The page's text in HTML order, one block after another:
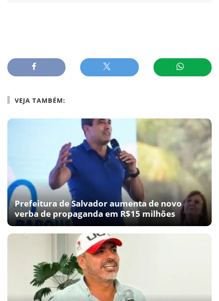
VEJA TAMBÉM:
Prefeitura de Salvador aumenta de novo
verba de propaganda em R$15 milhões